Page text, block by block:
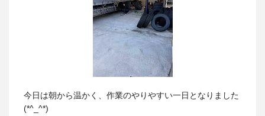
今日は朝から温かく、作業のやりやすい一日となりました
(*^_^*)